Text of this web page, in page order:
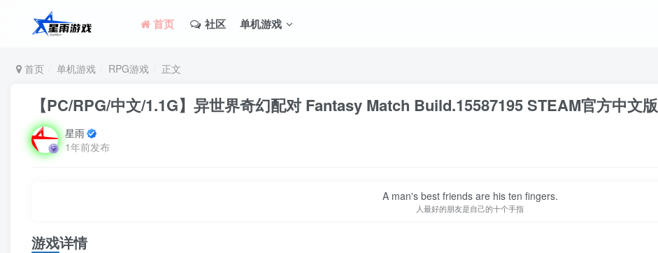
首页 社区 单机游戏
首页 单机游戏 RPG游戏 正文
【PC/RPG/中文/1.1G】异世界奇幻配对 Fantasy Match Build.15587195 STEAM官方中文版
星雨
1年前发布
A man's best friends are his ten fingers.
人最好的朋友是自己的十个手指
游戏详情